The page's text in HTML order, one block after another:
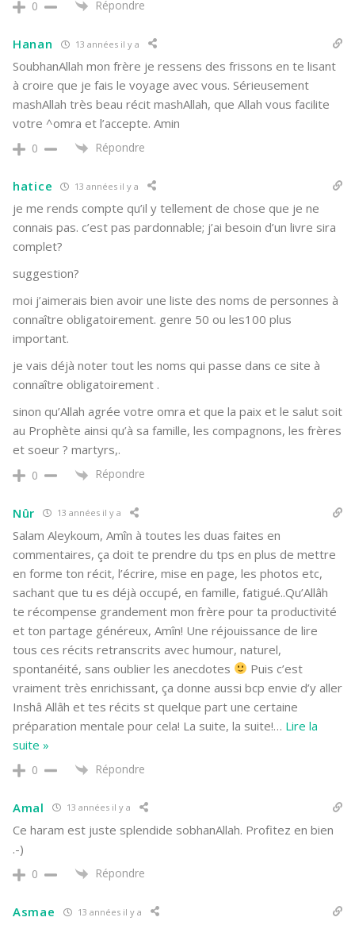
0 Répondre
Hanan 13 années il y a
SoubhanAllah mon frère je ressens des frissons en te lisant
à croire que je fais le voyage avec vous. Sérieusement
mashAllah très beau récit mashAllah, que Allah vous facilite
votre ^omra et l’accepte. Amin
0 Répondre
hatice 13 années il y a
je me rends compte qu’il y tellement de chose que je ne
connais pas. c’est pas pardonnable; j’ai besoin d’un livre sira
complet?
suggestion?
moi j’aimerais bien avoir une liste des noms de personnes à
connaître obligatoirement. genre 50 ou les100 plus
important.
je vais déjà noter tout les noms qui passe dans ce site à
connaître obligatoirement .
sinon qu’Allah agrée votre omra et que la paix et le salut soit
au Prophète ainsi qu’à sa famille, les compagnons, les frères
et soeur ? martyrs,.
0 Répondre
Nûr 13 années il y a
Salam Aleykoum, Amîn à toutes les duas faites en
commentaires, ça doit te prendre du tps en plus de mettre
en forme ton récit, l’écrire, mise en page, les photos etc,
sachant que tu es déjà occupé, en famille, fatigué..Qu’Allâh
te récompense grandement mon frère pour ta productivité
et ton partage généreux, Amîn! Une réjouissance de lire
tous ces récits retranscrits avec humour, naturel,
spontanéité, sans oublier les anecdotes
Puis c’est
vraiment très enrichissant, ça donne aussi bcp envie d’y aller
Inshâ Allâh et tes récits st quelque part une certaine
préparation mentale pour cela! La suite, la suite!… Lire la
suite »
0 Répondre
Amal 13 années il y a
Ce haram est juste splendide sobhanAllah. Profitez en bien
.-)
0 Répondre
Asmae 13 années il y a